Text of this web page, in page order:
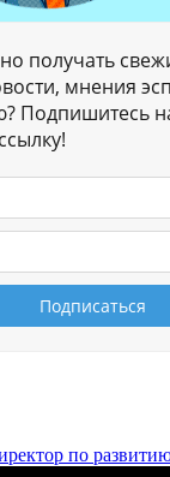
получать
мнения
Подпишитесь
по